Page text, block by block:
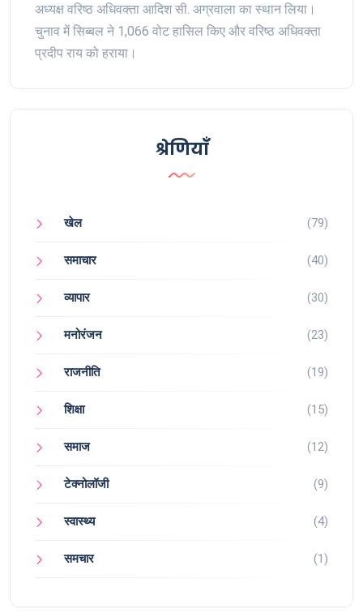
अध्यक्ष वरिष्ठ अधिवक्ता आदिश सी. अग्रवाला का स्थान लिया।
चुनाव में सिब्बल ने 1,066 वोट हासिल किए और वरिष्ठ अधिवक्ता
प्रदीप राय को हराया।
श्रेणियाँ
खेल (79)
समाचार (40)
व्यापार (30)
मनोरंजन (23)
राजनीति (19)
शिक्षा (15)
समाज (12)
टेक्नोलॉजी (9)
स्वास्थ्य (4)
समचार (1)